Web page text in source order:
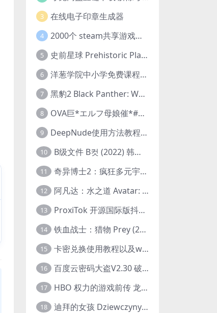
3 在线电子印章生成器
4 2000个 steam共享游戏账号 离线steam账号分享
5 史前星球 Prehistoric Planet (2022) 中字 1080p 高清 阿里云盘 2022.5.27已更新全集
6 洋葱学院中小学免费课程集合 云盘下载
7 黑豹2 Black Panther: Wakanda Forever (2022) 高清版
8 OVA巨*エルフ母娘催*#1エルフの国を蹂*する男。汚された女王と姫
9 DeepNude使用方法教程FAQ
10 B级文件 B컷 (2022) 韩国大尺度剧情电影 1080P 中字
11 奇异博士2：疯狂多元宇宙 Doctor Strange in the Multiverse of Madness (2022) 高清版1080p
12 阿凡达：水之道 Avatar: The Way of Water (2022) 1080p 2k 4k 中文字幕
13 ProxiTok 开源国际版抖音TikTok网页版 国内网络直连
14 铁血战士：猎物 Prey (2022) 中英字幕 1080P
15 卡密兑换使用教程以及windows使用教程
16 百度云密码大盗V2.30 破解分享链接提取码
17 HBO 权力的游戏前传 龙之家族 House of the Dragon (2022) 中字 1080P 更新4集
18 迪拜的女孩 Dziewczyny z Dubaju (2021) 1080P 中字